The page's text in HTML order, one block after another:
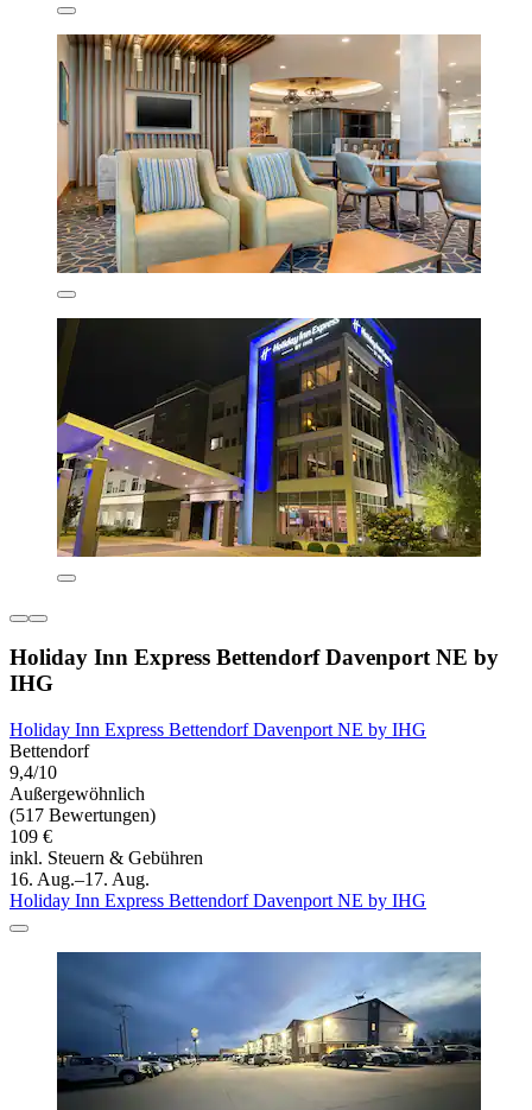
Holiday Inn Express Bettendorf Davenport NE by
IHG
Holiday Inn Express Bettendorf Davenport NE by IHG
Bettendorf
9,4/10
Außergewöhnlich
(517 Bewertungen)
109 €
inkl. Steuern & Gebühren
16. Aug.–17. Aug.
Holiday Inn Express Bettendorf Davenport NE by IHG